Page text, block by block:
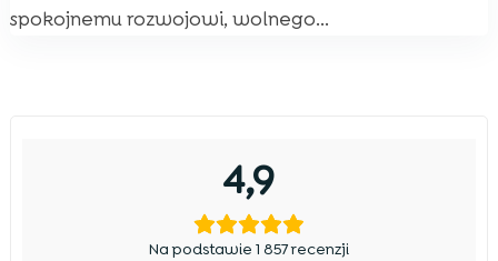
spokojnemu rozwojowi, wolnego...
4,9
Na podstawie 1 857 recenzji